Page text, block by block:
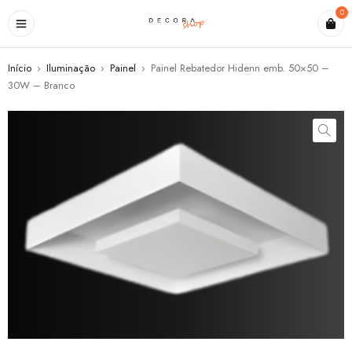
0
Início › Iluminação › Painel › Painel Rebatedor Hidenn emb. 50×50 –
30W – Branco